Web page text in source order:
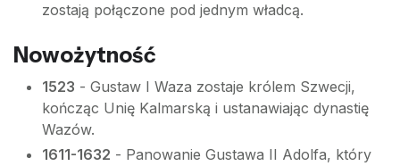
zostają połączone pod jednym władcą.
Nowożytność
1523 - Gustaw I Waza zostaje królem Szwecji,
kończąc Unię Kalmarską i ustanawiając dynastię
Wazów.
1611-1632 - Panowanie Gustawa II Adolfa, który